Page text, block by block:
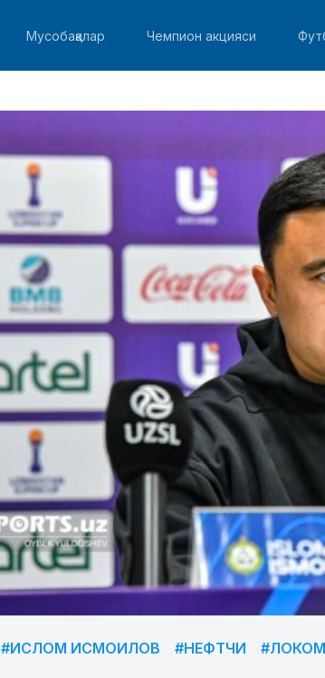
Мусобақалар Чемпион акцияси
#ИСЛОМ ИСМОИЛОВ #НЕФТЧИ